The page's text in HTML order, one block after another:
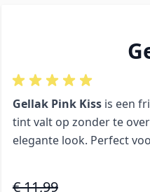
Gellak Pink Kiss is een
tint valt op zonder te
elegante look. Perfect
€ 11,99